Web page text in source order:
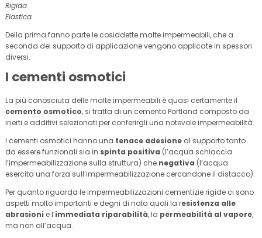
Rigida
Elastica
Della prima fanno parte le cosiddette malte impermeabili, che a
seconda del supporto di applicazione vengono applicate in spessori
diversi.
I cementi osmotici
La più conosciuta delle malte impermeabili è quasi certamente il
cemento osmotico, si tratta di un cemento Portland composto da
inerti e additivi selezionati per conferirgli una notevole impermeabilità.
I cementi osmotici hanno una tenace adesione al supporto tanto
da essere funzionali sia in spinta positiva (l’acqua schiaccia
l’impermeabilizzazione sulla struttura) che negativa (l’acqua
esercita una forza sull’impermeabilizzazione cercandone il distacco).
Per quanto riguarda le impermeabilizzazioni cementizie rigide ci sono
aspetti molto importanti e degni di nota quali la resistenza alle
abrasioni e l’immediata riparabilità, la permeabilità al vapore,
ma non all’acqua.